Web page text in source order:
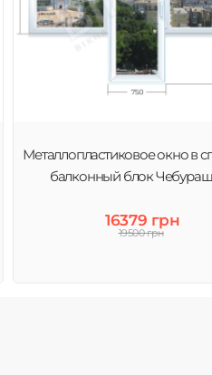
Металлопластиковое окно в
балконный блок
16379 грн
19500 грн